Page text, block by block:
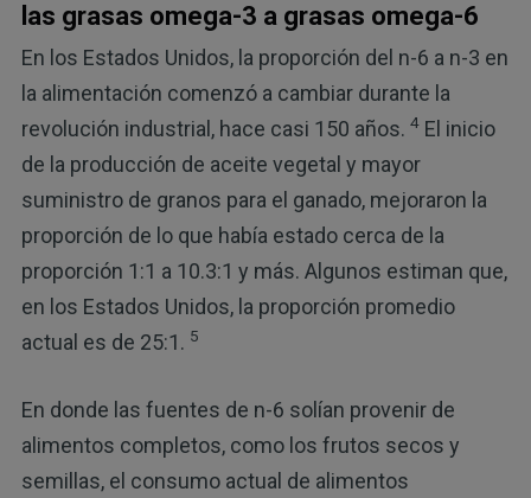
las grasas omega-3 a grasas omega-6
En los Estados Unidos, la proporción del n-6 a n-3 en
la alimentación comenzó a cambiar durante la
revolución industrial, hace casi 150 años. 4El inicio
de la producción de aceite vegetal y mayor
suministro de granos para el ganado, mejoraron la
proporción de lo que había estado cerca de la
proporción 1:1 a 10.3:1 y más. Algunos estiman que,
en los Estados Unidos, la proporción promedio
actual es de 25:1. 5
En donde las fuentes de n-6 solían provenir de
alimentos completos, como los frutos secos y
semillas, el consumo actual de alimentos